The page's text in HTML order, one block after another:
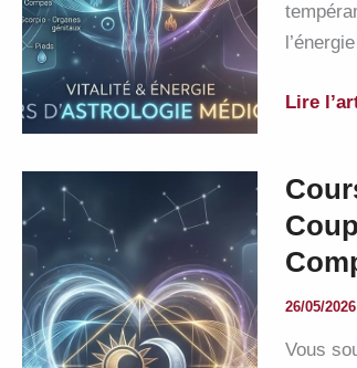
et
la
santé
Lire
26/05/
Vous